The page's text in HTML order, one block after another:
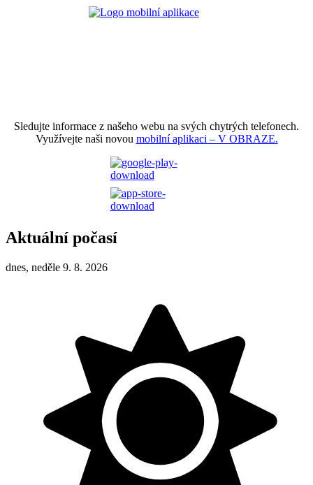
Sledujte informace z našeho webu na svých chytrých telefonech.
Využívejte naši novou mobilní aplikaci – V OBRAZE.
Aktuální počasí
dnes, neděle 9. 8. 2026